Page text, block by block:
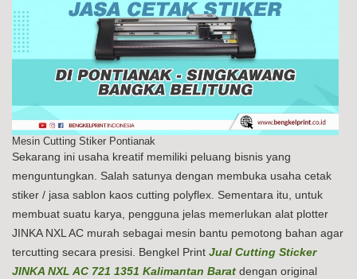
Mesin Cutting Stiker Pontianak
Sekarang ini usaha kreatif memiliki peluang bisnis yang
menguntungkan. Salah satunya dengan membuka usaha cetak
stiker / jasa sablon kaos cutting polyflex. Sementara itu, untuk
membuat suatu karya, pengguna jelas memerlukan alat plotter
JINKA NXL AC murah sebagai mesin bantu pemotong bahan agar
tercutting secara presisi. Bengkel Print Jual Cutting Sticker
JINKA NXL AC 721 1351 Kalimantan Barat dengan original